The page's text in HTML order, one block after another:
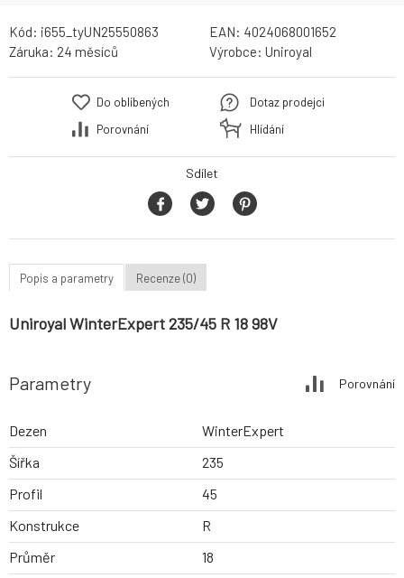
Kód: i655_tyUN25550863 EAN: 4024068001652
Záruka: 24 měsíců Výrobce: Uniroyal
Do oblíbených
Porovnání
Dotaz prodejci
Hlídání
Sdílet
Popis a parametry Recenze (0)
Uniroyal WinterExpert 235/45 R 18 98V
Parametry Porovnání
Dezen
WinterExpert
Šířka
235
Profil
45
Konstrukce
R
Průměr
18